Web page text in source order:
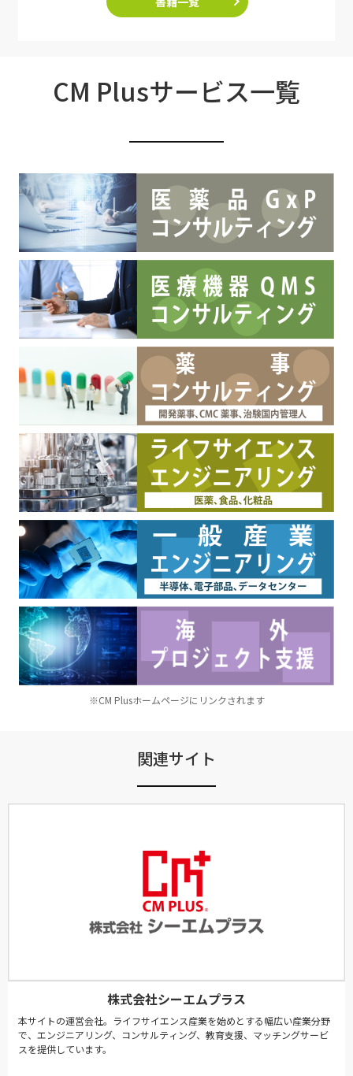
CM Plusサービス一覧
※CM Plusホームページにリンクされます
関連サイト
株式会社シーエムプラス
本サイトの運営会社。ライフサイエンス産業を始めとする幅広い産業分野
で、エンジニアリング、コンサルティング、教育支援、マッチングサービ
スを提供しています。